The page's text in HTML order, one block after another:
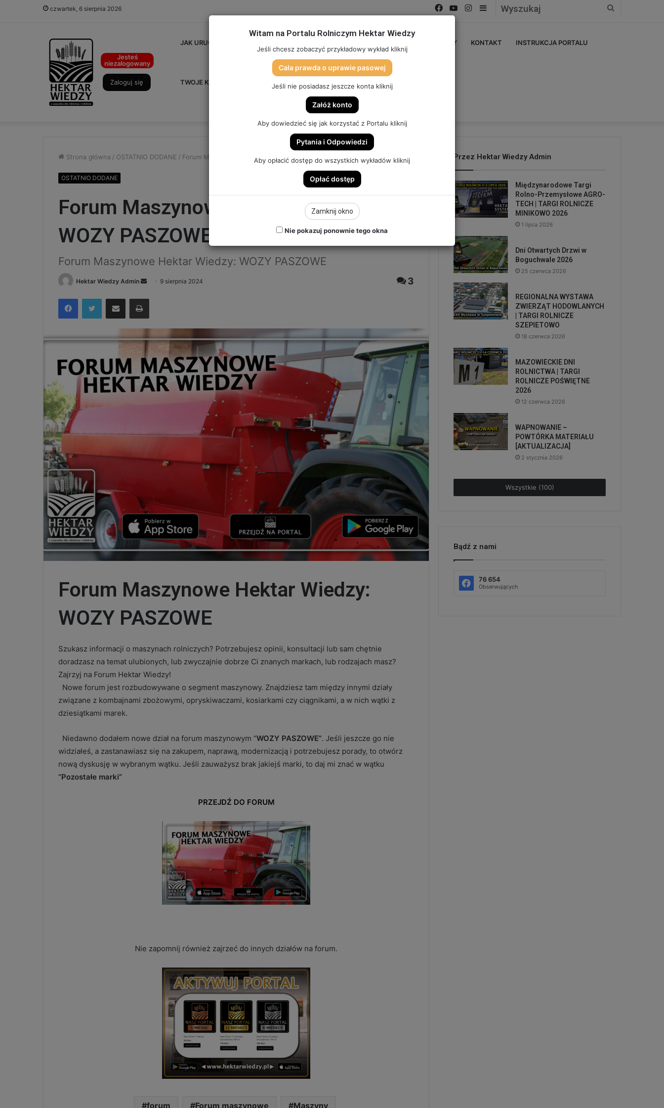
czwartek, 6 sierpnia 2026 Sidebar
Instagram
YouTube
Facebook
Jesteś
niezalogowany
Zaloguj się
JAK URUCHOMIĆ PORTAL PARTNERZY KONTAKT INSTRUKCJA PORTALU
TWOJE KONTO SKLEP (DOSTĘP, GADŻETY, SZKOLENIA) HEKTAR SYSTEM
Strona główna / OSTATNIO DODANE / Forum Maszynowe Hektar Wiedzy: WOZY PASZOWE
OSTATNIO DODANE
Forum Maszynowe Hektar Wiedzy:
WOZY PASZOWE
Forum Maszynowe Hektar Wiedzy: WOZY PASZOWE
Hektar Wiedzy Admin
Send 9 sierpnia 2024 3
FacebookTwitter Udostępnij via e-mail Drukuj
Forum Maszynowe Hektar Wiedzy:
WOZY PASZOWE
Szukasz informacji o maszynach rolniczych? Potrzebujesz opinii, konsultacji lub sam chętnie
doradzasz na temat ulubionych, lub zwyczajnie dobrze Ci znanych markach, lub rodzajach masz?
Zajrzyj na Forum Hektar Wiedzy!
Nowe forum jest rozbudowywane o segment maszynowy. Znajdziesz tam między innymi działy
związane z kombajnami zbożowymi, opryskiwaczami, kosiarkami czy ciągnikami, a w nich wątki z
dziesiątkami marek.
Niedawno dodałem nowe dział na forum maszynowym “WOZY PASZOWE”. Jeśli jeszcze go nie
widziałeś, a zastanawiasz się na zakupem, naprawą, modernizacją i potrzebujesz porady, to otwórz
nową dyskusję w wybranym wątku. Jeśli zauważysz brak jakiejś marki, to daj mi znać w wątku
“Pozostałe marki”
PRZEJDŹ DO FORUM
Nie zapomnij również zajrzeć do innych działów na forum.
forum Forum maszynowe Maszyny
Przez Hektar Wiedzy Admin
Międzynarodowe Targi
Rolno-Przemysłowe AGRO-
TECH | TARGI ROLNICZE
MINIKOWO 2026
1 lipca 2026
Dni Otwartych Drzwi w
Boguchwale 2026
25 czerwca 2026
REGIONALNA WYSTAWA
ZWIERZĄT HODOWLANYCH
| TARGI ROLNICZE
SZEPIETOWO
18 czerwca 2026
MAZOWIECKIE DNI
ROLNICTWA | TARGI
ROLNICZE POŚWIĘTNE
2026
12 czerwca 2026
WAPNOWANIE –
POWTÓRKA MATERIAŁU
[AKTUALIZACJA]
2 stycznia 2026
Wszystkie (100)
Bądź z nami
76 654
Obserwujących
Witam na Portalu Rolniczym Hektar Wiedzy
Jeśli chcesz zobaczyć przykładowy wykład kliknij
Cała prawda o uprawie pasowej
Jeśli nie posiadasz jeszcze konta kliknij
Załóż konto
Aby dowiedzieć się jak korzystać z Portalu kliknij
Pytania i Odpowiedzi
Aby opłacić dostęp do wszystkich wykładów kliknij
Opłać dostęp
Zamknij okno
Nie pokazuj ponownie tego okna